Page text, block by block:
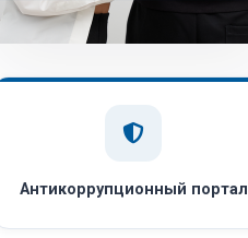
Антикоррупционный портал